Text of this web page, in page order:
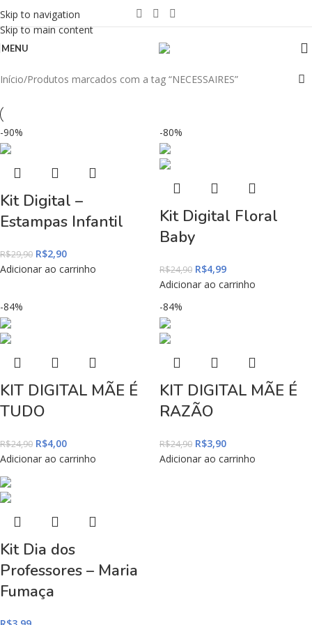
Skip to navigation
Skip to main content
MENU
Início Produtos marcados com a tag “NECESSAIRES”
-90%
Kit Digital –
Estampas Infantil
R$29,90 R$2,90
Adicionar ao carrinho
-80%
Kit Digital Floral
Baby
R$24,90 R$4,99
Adicionar ao carrinho
-84%
KIT DIGITAL MÃE É
TUDO
R$24,90 R$4,00
Adicionar ao carrinho
-84%
KIT DIGITAL MÃE É
RAZÃO
R$24,90 R$3,90
Adicionar ao carrinho
Kit Dia dos
Professores – Maria
Fumaça